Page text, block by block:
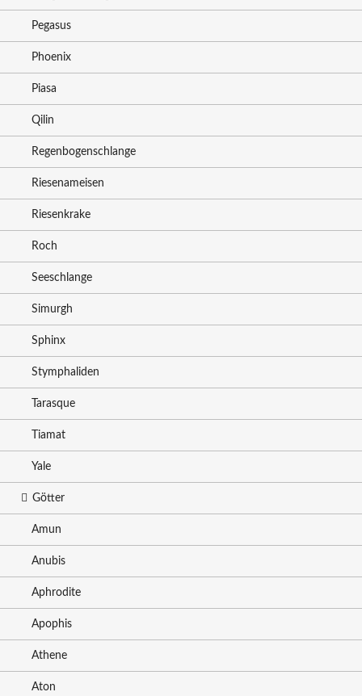
Pegasus
Phoenix
Piasa
Qilin
Regenbogenschlange
Riesenameisen
Riesenkrake
Roch
Seeschlange
Simurgh
Sphinx
Stymphaliden
Tarasque
Tiamat
Yale
Götter
Amun
Anubis
Aphrodite
Apophis
Athene
Aton